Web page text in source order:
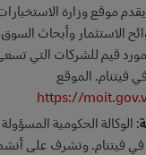
يقدم موقع وزارة
الاستثمار وأبحاث
قيم للشركات التي
فيتنام. الموقع
https://
: الوكالة الحكومية
في فيتنام. وتشرف على